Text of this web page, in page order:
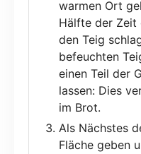
warmen Ort
Hälfte der Zeit
den Teig
befeuchten
einen Teil der
lassen: Dies
im Brot.
Als Nächstes
Fläche geben